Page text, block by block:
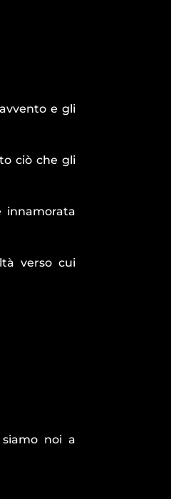
e gli
ciò che gli
innamorata
verso cui
noi a